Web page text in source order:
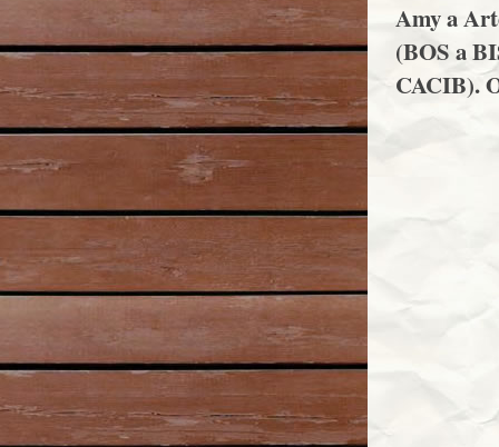
Amy a
(BOS a
CACIB).